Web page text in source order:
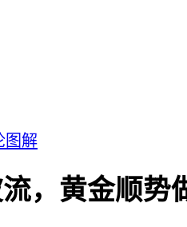
图解
，黄金顺势